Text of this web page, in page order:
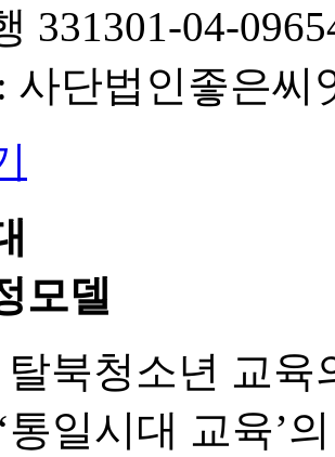
331301-04-
사단법인좋은씨
모델
탈북청소년 교
통일시대 교육’